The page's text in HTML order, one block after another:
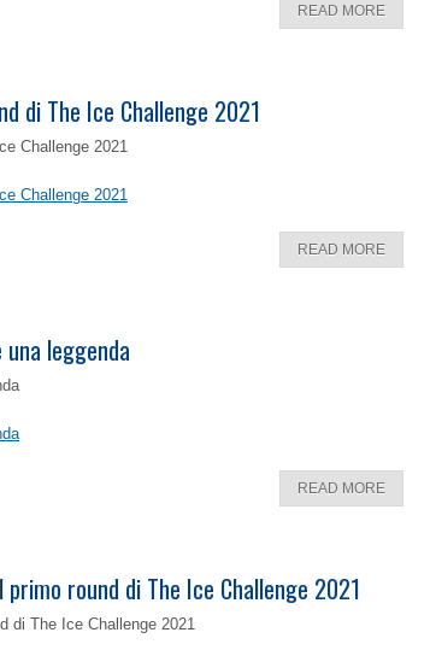
READ MORE
di The Ice Challenge 2021
Challenge 2021
Challenge 2021
READ MORE
leggenda
READ MORE
round di The Ice Challenge 2021
di The Ice Challenge 2021